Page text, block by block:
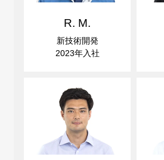
R. M.
新技術開発
2023年入社